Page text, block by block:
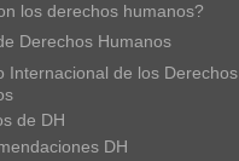
los derechos humanos?
Derechos Humanos
Internacional de los Derechos
de DH
DH